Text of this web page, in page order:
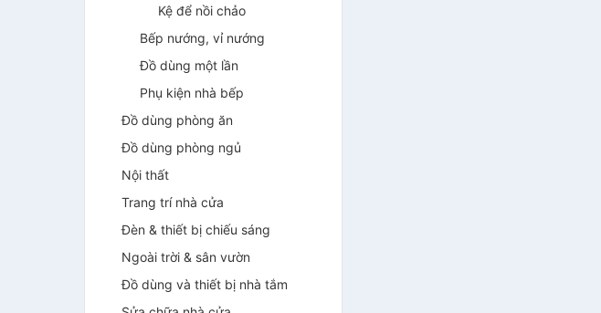
Kệ để nồi chảo
Bếp nướng, vỉ nướng
Đồ dùng một lần
Phụ kiện nhà bếp
Đồ dùng phòng ăn
Đồ dùng phòng ngủ
Nội thất
Trang trí nhà cửa
Đèn & thiết bị chiếu sáng
Ngoài trời & sân vườn
Đồ dùng và thiết bị nhà tắm